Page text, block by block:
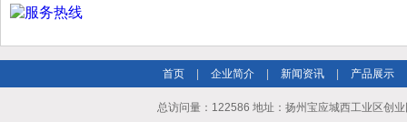
首页 企业简介 新闻资讯 产品展示
总访问量：122586 地址：扬州宝应城西工业区